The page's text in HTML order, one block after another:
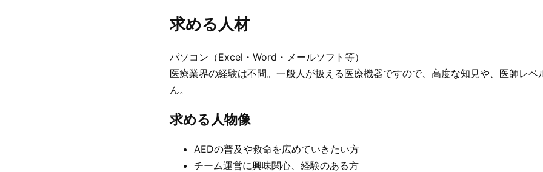
求める人材
パソコン（Excel・Word・メールソフト等）
医療業界の経験は不問。一般人が扱える医療機器ですので、高度な知見や、医師レベ
ん。
求める人物像
AEDの普及や救命を広めていきたい方
チーム運営に興味関心、経験のある方